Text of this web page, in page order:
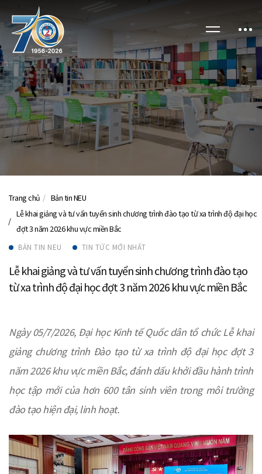
Trang chủ
Bản tin NEU
Lễ khai giảng và tư vấn tuyển sinh chương trình đào tạo từ xa trình độ đại học
đợt 3 năm 2026 khu vực miền Bắc
BẢN TIN NEU TIN TỨC MỚI NHẤT
Lễ khai giảng và tư vấn tuyển sinh chương trình đào tạo
từ xa trình độ đại học đợt 3 năm 2026 khu vực miền Bắc
Ngày 05/7/2026, Đại học Kinh tế Quốc dân tổ chức Lễ khai
giảng chương trình Đào tạo từ xa trình độ đại học đợt 3
năm 2026 khu vực miền Bắc, đánh dấu khởi đầu hành trình
học tập mới của hơn 600 tân sinh viên trong môi trường
đào tạo hiện đại, linh hoạt.